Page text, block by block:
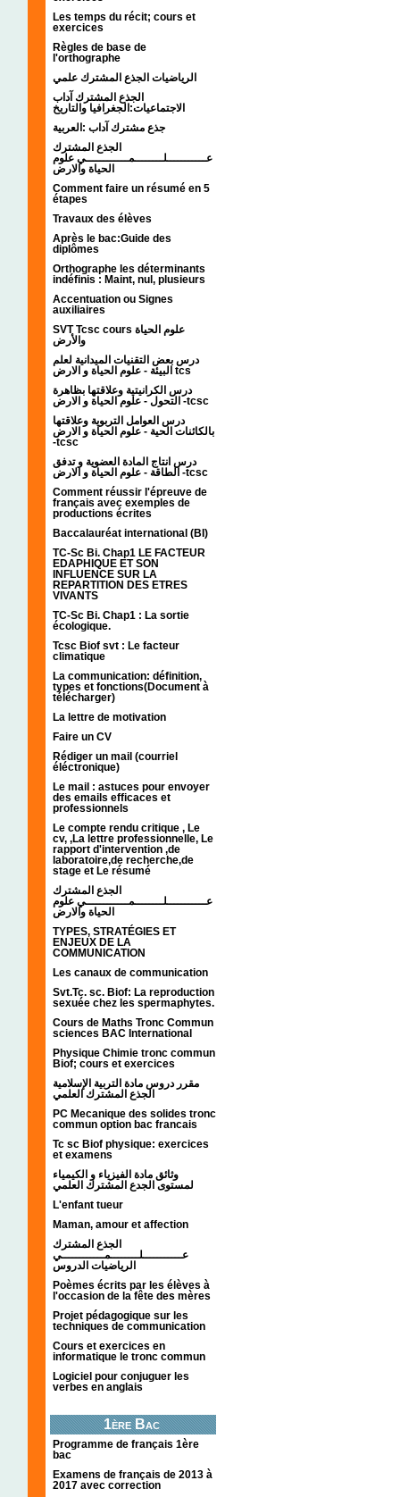
Les temps du récit; cours et
exercices
Règles de base de
l'orthographe
الرياضيات الجذع المشترك علمي
الجذع المشترك آداب
الاجتماعيات:الجغرافيا والتاريخ
جذع مشترك آداب :العربية
الجذع المشترك
عـــــــــــلــــــــمــــــــــــي علوم
الحياة والارض
Comment faire un résumé en 5
étapes
Travaux des élèves
Après le bac:Guide des
diplômes
Orthographe les déterminants
indéfinis : Maint, nul, plusieurs
Accentuation ou Signes
auxiliaires
SVT Tcsc cours علوم الحياة
والأرض
درس بعض التقنيات الميدانية لعلم
البيئة - علوم الحياة و الارض tcs
درس الكرانيتية وعلاقتها بظاهرة
التحول - علوم الحياة و الارض -tcsc
درس العوامل التربوية وعلاقتها
بالكائنات الحية - علوم الحياة و الارض
-tcsc
درس انتاج المادة العضوية و تدفق
الطاقة - علوم الحياة و الارض -tcsc
Comment réussir l'épreuve de
français avec exemples de
productions écrites
Baccalauréat international (BI)
TC-Sc Bi. Chap1 LE FACTEUR
EDAPHIQUE ET SON
INFLUENCE SUR LA
REPARTITION DES ETRES
VIVANTS
TC-Sc Bi. Chap1 : La sortie
écologique.
Tcsc Biof svt : Le facteur
climatique
La communication: définition,
types et fonctions(Document à
télécharger)
La lettre de motivation
Faire un CV
Rédiger un mail (courriel
éléctronique)
Le mail : astuces pour envoyer
des emails efficaces et
professionnels
Le compte rendu critique , Le
cv, ,La lettre professionnelle, Le
rapport d'intervention ,de
laboratoire,de recherche,de
stage et Le résumé
الجذع المشترك
عـــــــــــلــــــــمــــــــــــي علوم
الحياة والارض
TYPES, STRATÉGIES ET
ENJEUX DE LA
COMMUNICATION
Les canaux de communication
Svt.Tc. sc. Biof: La reproduction
sexuée chez les spermaphytes.
Cours de Maths Tronc Commun
sciences BAC International
Physique Chimie tronc commun
Biof; cours et exercices
مقرر دروس مادة التربية الإسلامية
الجذع المشترك العلمي
PC Mecanique des solides tronc
commun option bac francais
Tc sc Biof physique: exercices
et examens
وثائق مادة الفيزياء و الكيمياء
L'enfant tueur
Maman, amour et affection
الجذع المشترك
عـــــــــــلــــــــمــــــــــــي
الرياضيات الدروس
Poèmes écrits par les élèves à
l'occasion de la fête des mères
Projet pédagogique sur les
techniques de communication
Cours et exercices en
informatique le tronc commun
Logiciel pour conjuguer les
verbes en anglais
1ère Bac
Programme de français 1ère
bac
Examens de français de 2013 à
2017 avec correction